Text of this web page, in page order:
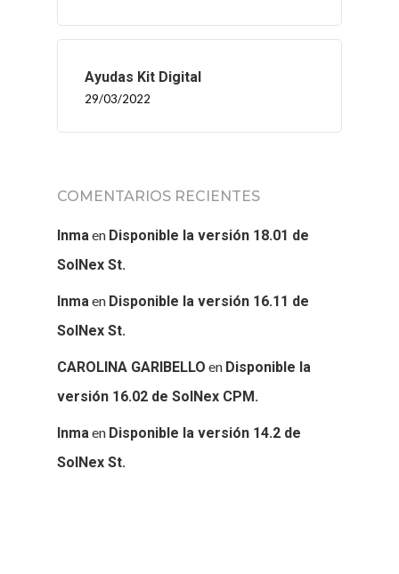
Ayudas Kit Digital
29/03/2022
COMENTARIOS RECIENTES
Inmaen Disponible la versión 18.01 de
SolNex St.
Inmaen Disponible la versión 16.11 de
SolNex St.
CAROLINA GARIBELLO en Disponible la
versión 16.02 de SolNex CPM.
Inmaen Disponible la versión 14.2 de
SolNex St.
SOLNEX